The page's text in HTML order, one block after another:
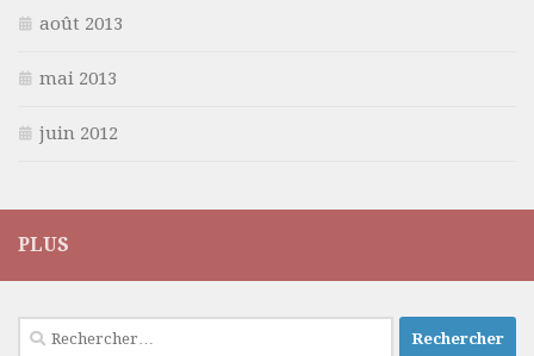
août 2013
mai 2013
juin 2012
PLUS
Rechercher :